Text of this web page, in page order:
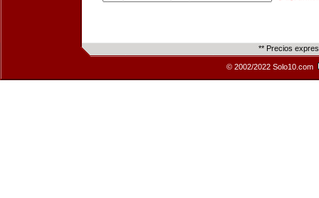
** Precios
© 2002/2022 Solo10.com